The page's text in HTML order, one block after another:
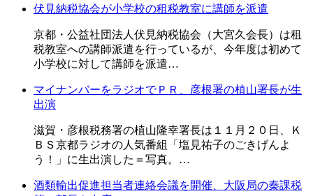
伏見納税協会が小学校の租税教室に講師を派遣
京都・公益社団法人伏見納税協会（大宮久会長）は租
税教室への講師派遣を行っているが、今年度は初めて
小学校に対して講師を派遣…
マイナンバーをラジオでＰＲ、彦根署の植山署長が生
出演
滋賀・彦根税務署の植山隆幸署長は１１月２０日、Ｋ
ＢＳ京都ラジオの人気番組「塩見祐子のごきげんよ
う！」に生出演した＝写真。…
酒類輸出促進担当者連絡会議を開催、大阪局の秦課税